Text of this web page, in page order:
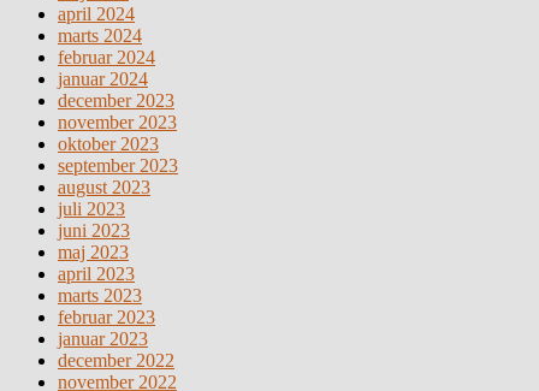
april 2024
marts 2024
februar 2024
januar 2024
december 2023
november 2023
oktober 2023
september 2023
august 2023
juli 2023
juni 2023
maj 2023
april 2023
marts 2023
februar 2023
januar 2023
december 2022
november 2022